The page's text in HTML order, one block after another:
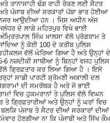
ਤਾਨਾਸਾਹੀ ਢੰਗ ਰਾਹੀ ਰੋਕਣ ਲਈ ਸੈਟਰ
ਪੰਜਾਬ ਦੀਆਂ ਸਰਕਾਰਾਂ ਪੱਬਾ ਭਾਰ ਹੋਈਆ
ਆਉਦੀਆ ਹਨ । ਜਿਸ ਅਧੀਨ ਅੱਜ
ਦੇ ਲਾਗੇ ਮਹਿਤਪੁਰ ਵਿਖੇ ਭਾਈ
ਸਿੰਘ ਖ਼ਾਲਸਾ ਵੱਲੋ ਪ੍ਰੋਗਰਾਮ ਤੇ
ਨੂੰ ਕੋਈ 100 ਦੇ ਕਰੀਬ ਪੁਲਿਸ
ਵੱਲੋਂ ਘੇਰਿਆ ਗਿਆ ਹੈ ਅਤੇ ਉਨ੍ਹਾਂ ਦੇ
6 ਨਜ਼ਦੀਕੀ ਸਾਥੀਆ ਨੂੰ ਬਿਨ੍ਹਾਂ ਵਜਹ ਪੁਲਿਸ
ਗ੍ਰਿਫ਼ਤਾਰ ਕਰ ਲਿਆ ਗਿਆ ਹੈ । ਇਸੇ
ਸਾਡੀ ਪਾਰਟੀ ਸ਼੍ਰੋਮਣੀ ਅਕਾਲੀ ਦਲ
ਦੀ ਸਮਰੱਥਕ ਹੈ ਅਤੇ ਜੋ ਭਾਈ
ਵਿਚ ਹੁਕਮਰਾਨਾਂ ਤੇ ਪੁਲਿਸ ਵੱਲੋ ਵਿਘਨ
ਤੇ ਗ੍ਰਿਫ਼ਤਾਰੀਆਂ ਅਤੇ ਉਨ੍ਹਾਂ ਨੂੰ ਘਰਾਂ ਵਿਚ
ਪੰਜਾਬ ਤੇ ਸੈਟਰ ਦੀਆਂ ਸਰਕਾਰਾਂ ਦੀਆਂ
ਹੋਣਗੀਆ ਨਾ ਕਿ ਪੰਜਾਬੀ ਅਤੇ ਸਿੱਖ ਕੌਮ